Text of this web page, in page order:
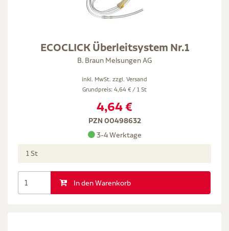
ECOCLICK Überleitsystem Nr.1
B. Braun Melsungen AG
inkl. MwSt. zzgl. Versand
Grundpreis: 4,64 € / 1 St
4,64 €
PZN 00498632
3-4 Werktage
1 St
In den Warenkorb